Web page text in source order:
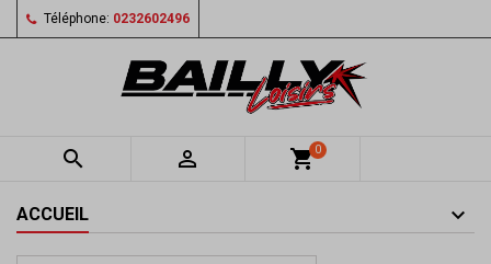
Téléphone: 0232602496
  shopping_cart0
ACCUEIL